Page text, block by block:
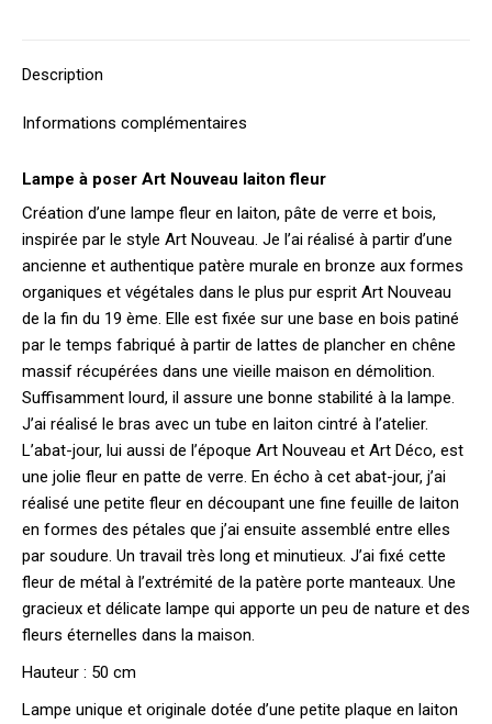
Description
Informations complémentaires
Lampe à poser Art Nouveau laiton fleur
Création d’une lampe fleur en laiton, pâte de verre et bois,
inspirée par le style Art Nouveau. Je l’ai réalisé à partir d’une
ancienne et authentique patère murale en bronze aux formes
organiques et végétales dans le plus pur esprit Art Nouveau
de la fin du 19 ème. Elle est fixée sur une base en bois patiné
par le temps fabriqué à partir de lattes de plancher en chêne
massif récupérées dans une vieille maison en démolition.
Suffisamment lourd, il assure une bonne stabilité à la lampe.
J’ai réalisé le bras avec un tube en laiton cintré à l’atelier.
L’abat-jour, lui aussi de l’époque Art Nouveau et Art Déco, est
une jolie fleur en patte de verre. En écho à cet abat-jour, j’ai
réalisé une petite fleur en découpant une fine feuille de laiton
en formes des pétales que j’ai ensuite assemblé entre elles
par soudure. Un travail très long et minutieux. J’ai fixé cette
fleur de métal à l’extrémité de la patère porte manteaux. Une
gracieux et délicate lampe qui apporte un peu de nature et des
fleurs éternelles dans la maison.
Hauteur : 50 cm
Lampe unique et originale dotée d’une petite plaque en laiton